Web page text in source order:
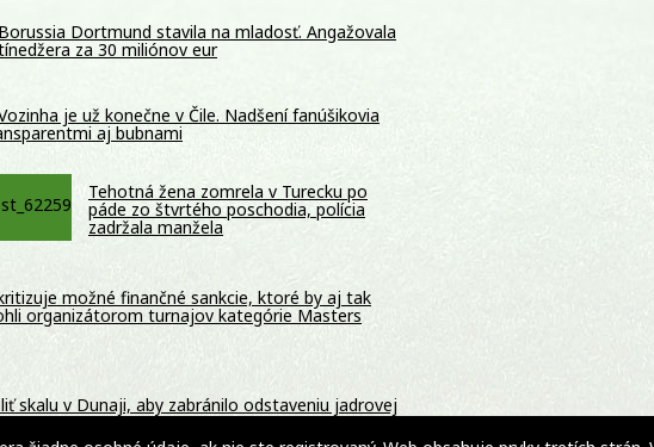
Borussia Dortmund stavila na mladosť. Angažovala
za 30 miliónov eur
je už konečne v Čile. Nadšení fanúšikovia
aj bubnami
Tehotná žena zomrela v Turecku po
páde zo štvrtého poschodia, polícia
zadržala manžela
možné finančné sankcie, ktoré by aj tak
organizátorom turnajov kategórie Masters
skalu v Dunaji, aby zabránilo odstaveniu jadrovej